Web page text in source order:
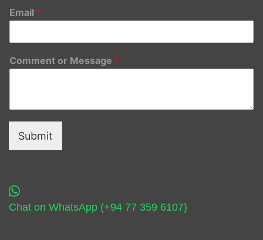
Email *
Comment or Message *
Submit
Chat on WhatsApp (+94 77 359 6107)